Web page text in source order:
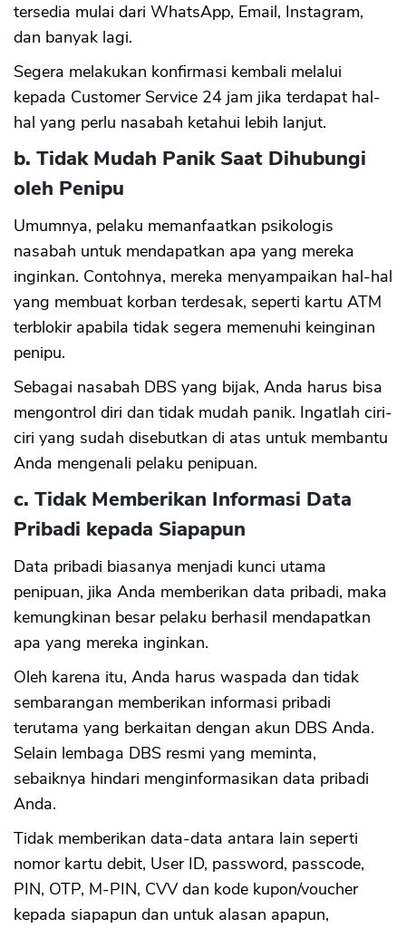
tersedia mulai dari WhatsApp, Email, Instagram,
dan banyak lagi.
Segera melakukan konfirmasi kembali melalui
kepada Customer Service 24 jam jika terdapat hal-
hal yang perlu nasabah ketahui lebih lanjut.
b. Tidak Mudah Panik Saat Dihubungi
oleh Penipu
Umumnya, pelaku memanfaatkan psikologis
nasabah untuk mendapatkan apa yang mereka
inginkan. Contohnya, mereka menyampaikan hal-hal
yang membuat korban terdesak, seperti kartu ATM
terblokir apabila tidak segera memenuhi keinginan
penipu.
Sebagai nasabah DBS yang bijak, Anda harus bisa
mengontrol diri dan tidak mudah panik. Ingatlah ciri-
ciri yang sudah disebutkan di atas untuk membantu
Anda mengenali pelaku penipuan.
c. Tidak Memberikan Informasi Data
Pribadi kepada Siapapun
Data pribadi biasanya menjadi kunci utama
penipuan, jika Anda memberikan data pribadi, maka
kemungkinan besar pelaku berhasil mendapatkan
apa yang mereka inginkan.
Oleh karena itu, Anda harus waspada dan tidak
sembarangan memberikan informasi pribadi
terutama yang berkaitan dengan akun DBS Anda.
Selain lembaga DBS resmi yang meminta,
sebaiknya hindari menginformasikan data pribadi
Anda.
Tidak memberikan data-data antara lain seperti
nomor kartu debit, User ID, password, passcode,
PIN, OTP, M-PIN, CVV dan kode kupon/voucher
kepada siapapun dan untuk alasan apapun,
OK
CANCEL